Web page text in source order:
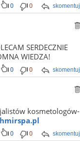
skomentuj
0 0
SERDECZNIE
WIEDZA!
skomentuj
0 0
kosmetologów-
skomentuj
0 0